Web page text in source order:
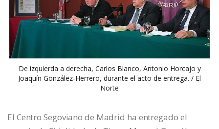
De izquierda a derecha, Carlos Blanco, Antonio Horcajo y
Joaquín González-Herrero, durante el acto de entrega. / El
Norte
El Centro Segoviano de Madrid ha entregado el